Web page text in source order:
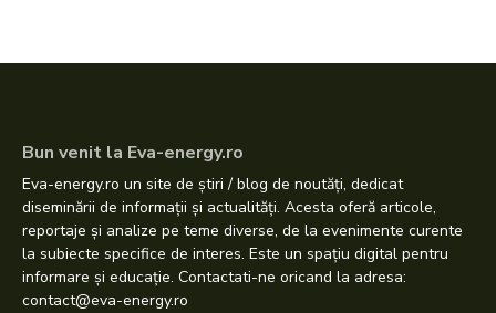
Bun venit la Eva-energy.ro
Eva-energy.ro un site de știri / blog de noutăți, dedicat
diseminării de informații și actualități. Acesta oferă articole,
reportaje și analize pe teme diverse, de la evenimente curente
la subiecte specifice de interes. Este un spațiu digital pentru
informare și educație. Contactati-ne oricand la adresa:
contact@eva-energy.ro